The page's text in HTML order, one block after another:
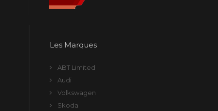
Les Marques
ABT Limited
Audi
Volkswagen
Skoda